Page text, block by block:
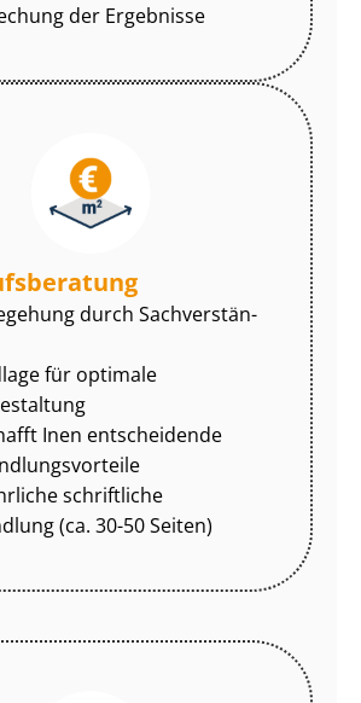
der Ergebnisse
durch Sach­ver­stän­
für optimale
Inen entscheidende
schriftliche
(ca. 30-50 Seiten)